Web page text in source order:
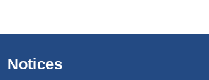
Notices